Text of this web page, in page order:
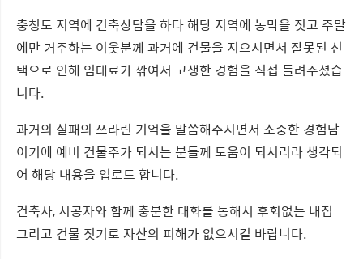
충청도 지역에 건축상담을 하다 해당 지역에 농막을 짓고 주말
에만 거주하는 이웃분께 과거에 건물을 지으시면서 잘못된 선
택으로 인해 임대료가 깎여서 고생한 경험을 직접 들려주셨습
니다.
과거의 실패의 쓰라린 기억을 말씀해주시면서 소중한 경험담
이기에 예비 건물주가 되시는 분들께 도움이 되시리라 생각되
어 해당 내용을 업로드 합니다.
건축사, 시공자와 함께 충분한 대화를 통해서 후회없는 내집
그리고 건물 짓기로 자산의 피해가 없으시길 바랍니다.